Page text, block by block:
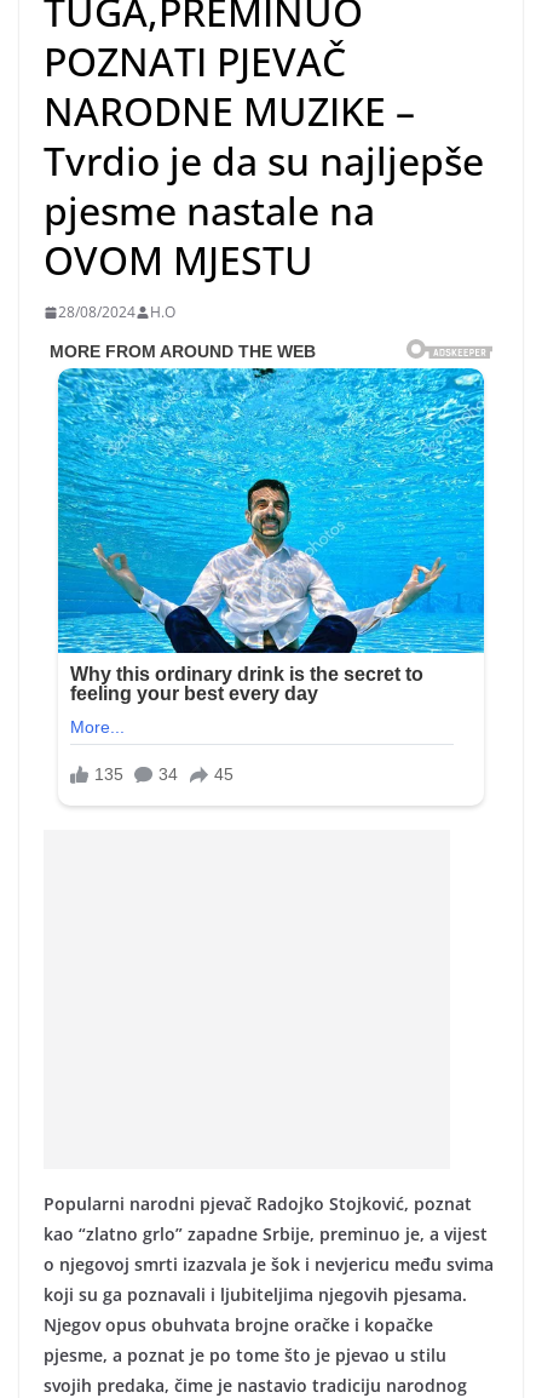
TUGA,PREMINUO
POZNATI PJEVAČ
NARODNE MUZIKE –
Tvrdio je da su najljepše
pjesme nastale na
OVOM MJESTU
28/08/2024 H.O
Popularni narodni pjevač Radojko Stojković, poznat
kao “zlatno grlo” zapadne Srbije, preminuo je, a vijest
o njegovoj smrti izazvala je šok i nevjericu među svima
koji su ga poznavali i ljubiteljima njegovih pjesama.
Njegov opus obuhvata brojne oračke i kopačke
pjesme, a poznat je po tome što je pjevao u stilu
svojih predaka, čime je nastavio tradiciju narodnog